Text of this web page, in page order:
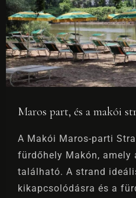
Maros part, és a makói
A Makói Maros-parti
fürdőhely Makón,
található. A strand
kikapcsolódásra és a
Bejelentkezés